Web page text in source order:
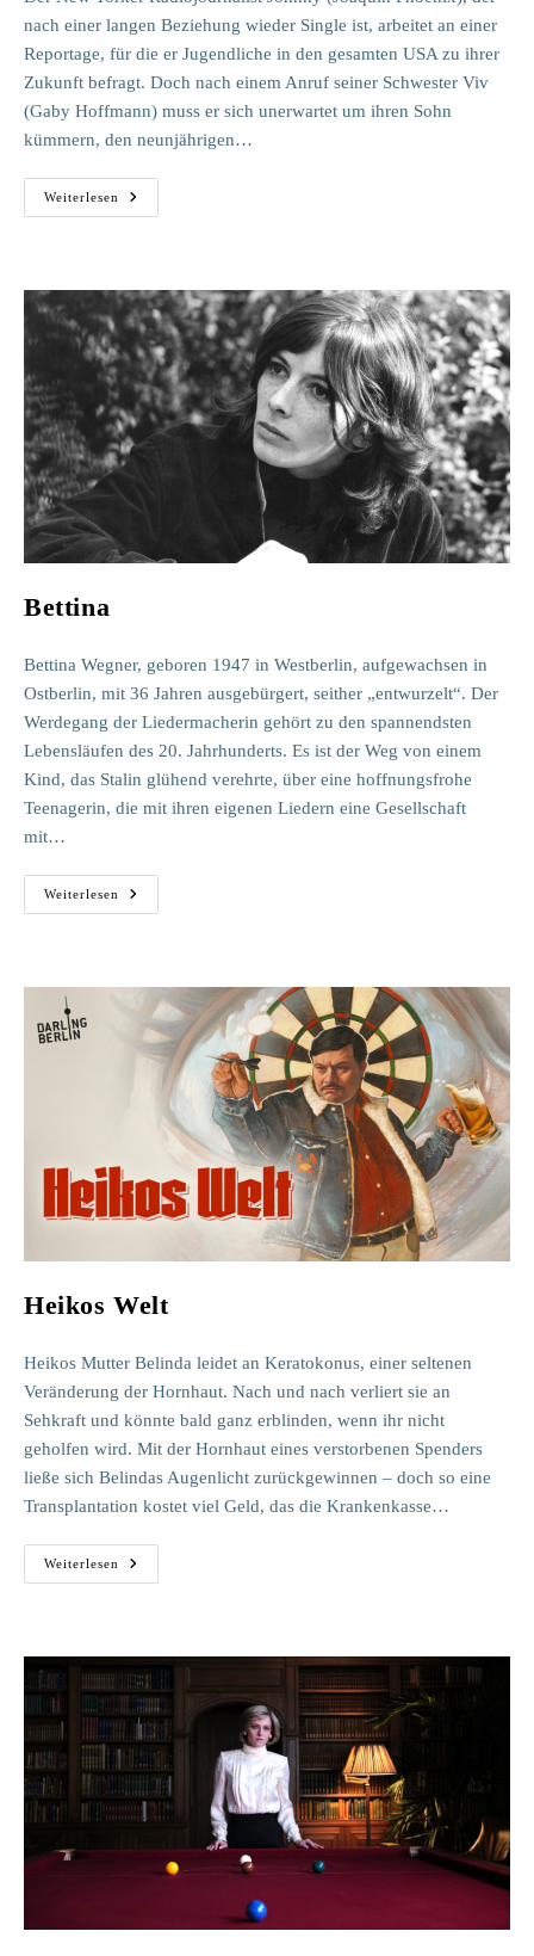
nach einer langen Beziehung wieder Single ist, arbeitet an einer
Reportage, für die er Jugendliche in den gesamten USA zu ihrer
Zukunft befragt. Doch nach einem Anruf seiner Schwester Viv
(Gaby Hoffmann) muss er sich unerwartet um ihren Sohn
kümmern, den neunjährigen…
Weiterlesen
Come
On,
Bettina
Bettina Wegner, geboren 1947 in Westberlin, aufgewachsen in
Ostberlin, mit 36 Jahren ausgebürgert, seither „entwurzelt“. Der
Werdegang der Liedermacherin gehört zu den spannendsten
Lebensläufen des 20. Jahrhunderts. Es ist der Weg von einem
Kind, das Stalin glühend verehrte, über eine hoffnungsfrohe
Teenagerin, die mit ihren eigenen Liedern eine Gesellschaft
mit…
Weiterlesen Bettina
Heikos Welt
Heikos Mutter Belinda leidet an Keratokonus, einer seltenen
Veränderung der Hornhaut. Nach und nach verliert sie an
Sehkraft und könnte bald ganz erblinden, wenn ihr nicht
geholfen wird. Mit der Hornhaut eines verstorbenen Spenders
ließe sich Belindas Augenlicht zurückgewinnen – doch so eine
Transplantation kostet viel Geld, das die Krankenkasse…
Weiterlesen
Heikos
Welt